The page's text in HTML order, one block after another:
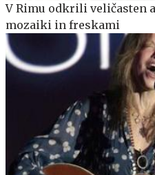
V Rimu odkrili veličasten
mozaiki in freskami